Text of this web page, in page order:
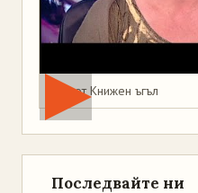
Мая от Книжен ъгъл
Последвайте ни